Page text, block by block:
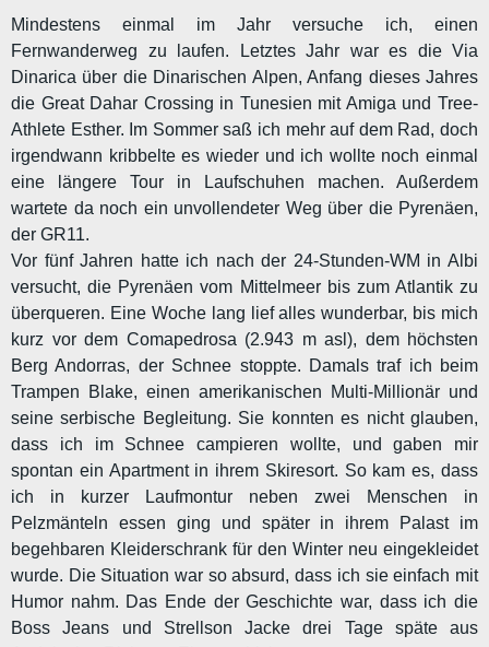
Mindestens einmal im Jahr versuche ich, einen
Fernwanderweg zu laufen. Letztes Jahr war es die Via
Dinarica über die Dinarischen Alpen, Anfang dieses Jahres
die Great Dahar Crossing in Tunesien mit Amiga und Tree-
Athlete Esther. Im Sommer saß ich mehr auf dem Rad, doch
irgendwann kribbelte es wieder und ich wollte noch einmal
eine längere Tour in Laufschuhen machen. Außerdem
wartete da noch ein unvollendeter Weg über die Pyrenäen,
der GR11.
Vor fünf Jahren hatte ich nach der 24-Stunden-WM in Albi
versucht, die Pyrenäen vom Mittelmeer bis zum Atlantik zu
überqueren. Eine Woche lang lief alles wunderbar, bis mich
kurz vor dem Comapedrosa (2.943 m asl), dem höchsten
Berg Andorras, der Schnee stoppte. Damals traf ich beim
Trampen Blake, einen amerikanischen Multi-Millionär und
seine serbische Begleitung. Sie konnten es nicht glauben,
dass ich im Schnee campieren wollte, und gaben mir
spontan ein Apartment in ihrem Skiresort. So kam es, dass
ich in kurzer Laufmontur neben zwei Menschen in
Pelzmänteln essen ging und später in ihrem Palast im
begehbaren Kleiderschrank für den Winter neu eingekleidet
wurde. Die Situation war so absurd, dass ich sie einfach mit
Humor nahm. Das Ende der Geschichte war, dass ich die
Boss Jeans und Strellson Jacke drei Tage späte aus